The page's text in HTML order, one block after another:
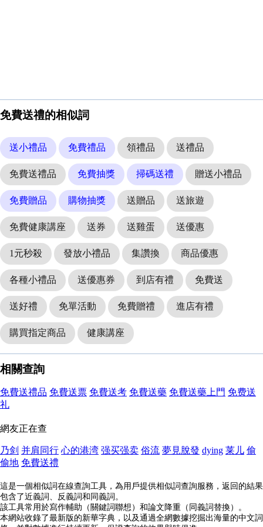
免費送禮的相似詞
送小禮品 免費禮品 領禮品 送禮品
免費送禮品 免費抽獎 掃碼送禮 贈送小禮品
免費贈品 購物抽獎 送贈品 送旅遊
免費健康講座 送券 送雞蛋 送優惠
1元秒殺 發放小禮品 集讚換 商品優惠
各種小禮品 送優惠券 到店有禮 免費送
送好禮 免單活動 免費贈禮 進店有禮
購買指定商品 健康講座
相關查詢
免費送禮品 免費送票 免費送考 免費送藥 免費送藥上門 免费送
礼
網友正在查
乃剑 并肩同行 心的港湾 强买强卖 俗流 夢見脫發 dying 莱儿 偷
偷地 免費送禮
這是一個相似詞在線查詢工具，為用戶提供相似詞查詢服務，返回的結果
包含了近義詞、反義詞和同義詞。
該工具常用於寫作輔助（關鍵詞聯想）和論文降重（同義詞替換）。
本網站收錄了最新版的新華字典，以及通過全網數據挖掘出海量的中文詞